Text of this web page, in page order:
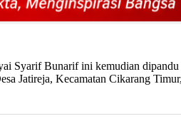
Syarif Bunarif ini kemudian
Jatireja, Kecamatan Cikarang